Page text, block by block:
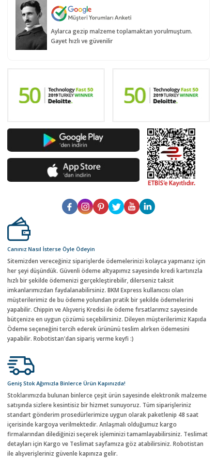
Aylarca gezip malzeme toplamaktan yorulmuştum.
Gayet hızlı ve güvenilir
Canınız Nasıl İsterse Öyle Ödeyin
Sitemizden vereceğiniz siparişlerde ödemelerinizi kolayca yapmanız için
her şeyi düşündük. Güvenli ödeme altyapımız sayesinde kredi kartınızla
hızlı bir şekilde ödemenizi gerçekleştirebilir, dilerseniz taksit
imkanlarımızdan faydalanabilirsiniz. BKM Express kullanıcısı olan
müşterilerimiz de bu ödeme yolundan pratik bir şekilde ödemelerini
yapabilir. Chippin ve Alışveriş Kredisi ile ödeme fırsatlarımız sayesinde
bütçenize en uygun çözümü seçebilirsiniz. Dileyen müşterilerimiz Kapıda
Ödeme seçeneğini tercih ederek ürününü teslim alırken ödemesini
yapabilir. Robotistan'dan sipariş verme keyfi :)
Geniş Stok Ağımızla Binlerce Ürün Kapınızda!
Stoklarımızda bulunan binlerce çeşit ürün sayesinde elektronik malzeme
satışında sizlere kesintisiz bir hizmet sunuyoruz. Tüm siparişleriniz
standart gönderim prosedürlerimize uygun olarak paketlenip 48 saat
içerisinde kargoya verilmektedir. Anlaşmalı olduğumuz kargo
firmalarından dilediğinizi seçerek işleminizi tamamlayabilirsiniz. Teslimat
detayları için Kargo ve Teslimat sayfamıza göz atabilirsiniz. Robotistan
ile alışverişleriniz güvenle kapınıza gelir.